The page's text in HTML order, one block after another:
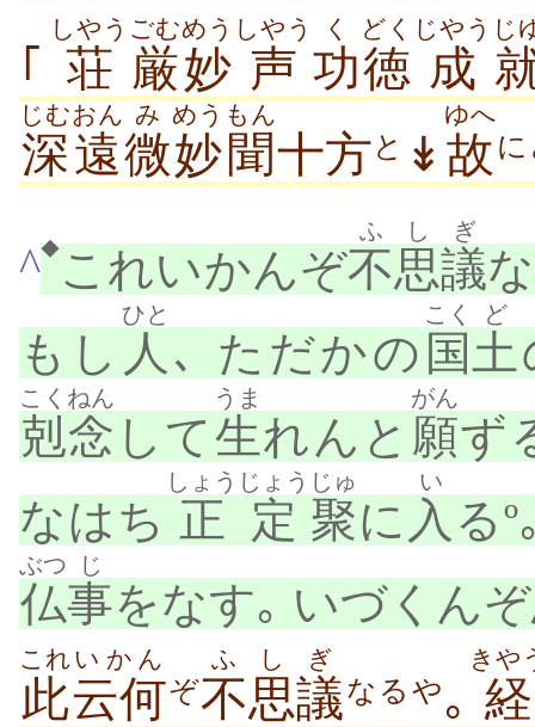
｢ 荘
しやう
厳
ごむ
妙
めう
声
しやう
功
く
徳
どく
成
じやう じ
深遠
じむおん
微
み
妙
めう
聞
もん
十方と ↡ 故
ゆへ
^◆ これいかんぞ不
ふ
思議
しぎ
もし 人
ひと
､ ただかの 国
こく
土
ど
剋念
こくねん
して生
うま
れんと 願
がん
ず
なはち 正定
しょうじょう
聚
じゅ
に 入
い
る
仏
ぶつ
事
じ
をなす｡ いづくんぞ
此
これ
云何
いかん
ぞ不思議
ふしぎ
なるや｡ 経
きや